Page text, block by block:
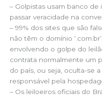
– Golpistas usam banco de
passar veracidade na
– 99% dos sites que são
não têm o domínio
envolvendo o golpe do
contrata normalmente um
do país, ou seja, oculta-se
responsável pela
– Os leiloeiros oficiais do